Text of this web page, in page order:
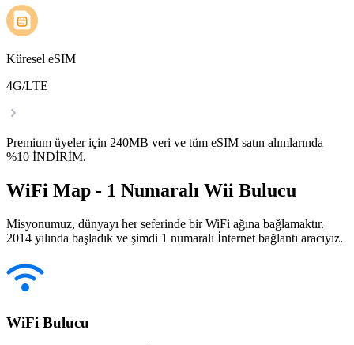
Küresel eSIM
4G/LTE
Premium üyeler için 240MB veri ve tüm eSIM satın alımlarında
%10 İNDİRİM.
WiFi Map - 1 Numaralı Wii Bulucu
Misyonumuz, dünyayı her seferinde bir WiFi ağına bağlamaktır.
2014 yılında başladık ve şimdi 1 numaralı İnternet bağlantı aracıyız.
WiFi Bulucu